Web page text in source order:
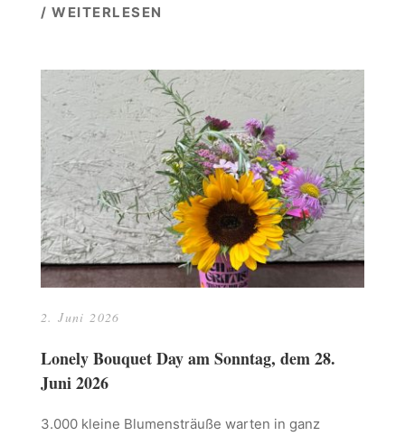
/ WEITERLESEN
2. Juni 2026
Lonely Bouquet Day am Sonntag, dem 28.
Juni 2026
3.000 kleine Blumensträuße warten in ganz